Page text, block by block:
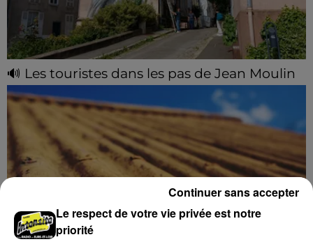
🔊 Les touristes dans les pas de Jean Moulin
Le « tourisme de mémoire » s'invite dans les sorties
estivales de Chartres Tourisme.
Le respect de votre vie privée est notre
priorité
Continuer sans accepter